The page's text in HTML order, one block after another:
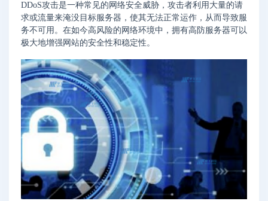
DDoS攻击是一种常见的网络安全威胁，攻击者利用大量的请
求或流量来淹没目标服务器，使其无法正常运作，从而导致服
务不可用。在如今高风险的网络环境中，拥有高防服务器可以
极大地增强网站的安全性和稳定性。